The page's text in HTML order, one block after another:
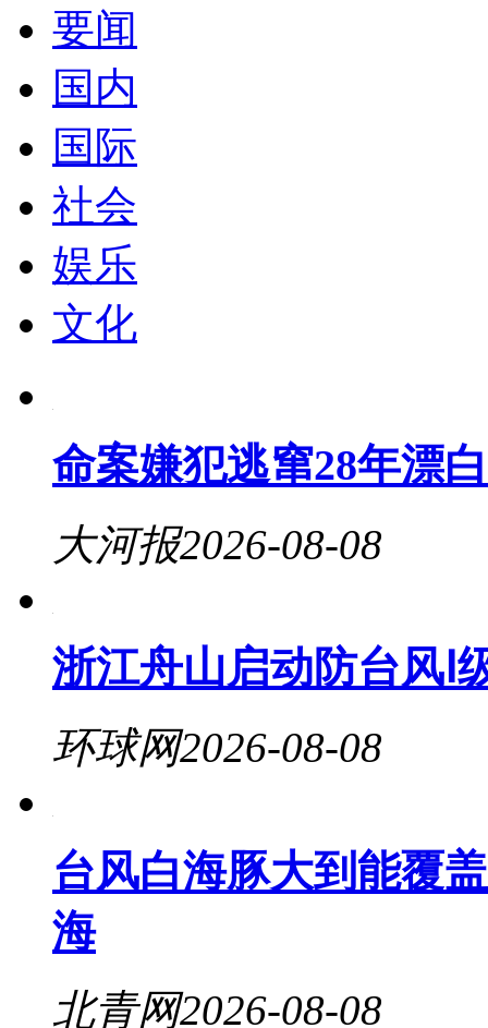
要闻
国内
国际
社会
娱乐
文化
命案嫌犯逃窜28年漂
大河报2026-08-08
浙江舟山启动防台风Ⅰ
环球网2026-08-08
台风白海豚大到能覆
海
北青网2026-08-08